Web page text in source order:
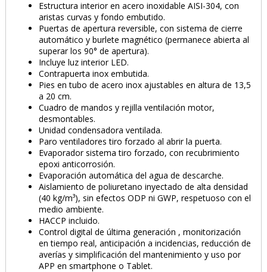
PRODUCTO AÑADIDO AL CARRITO
Estructura interior en acero inoxidable AISI-304, con
aristas curvas y fondo embutido.
Puertas de apertura reversible, con sistema de cierre
automático y burlete magnético (permanece abierta al
superar los 90° de apertura).
Incluye luz interior LED.
Contrapuerta inox embutida.
Pies en tubo de acero inox ajustables en altura de 13,5
a 20 cm.
Cuadro de mandos y rejilla ventilación motor,
desmontables.
Unidad condensadora ventilada.
Paro ventiladores tiro forzado al abrir la puerta.
Evaporador sistema tiro forzado, con recubrimiento
epoxi anticorrosión.
Evaporación automática del agua de descarche.
Aislamiento de poliuretano inyectado de alta densidad
(40 kg/m³), sin efectos ODP ni GWP, respetuoso con el
medio ambiente.
HACCP incluido.
Control digital de última generación , monitorización
en tiempo real, anticipación a incidencias, reducción de
averías y simplificación del mantenimiento y uso por
APP en smartphone o Tablet.